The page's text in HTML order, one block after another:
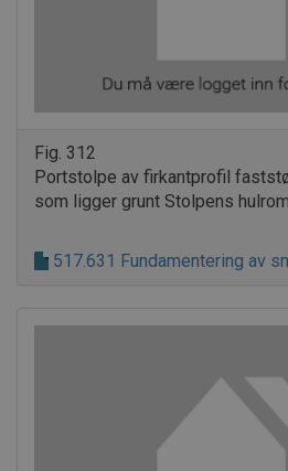
Fig. 312
Portstolpe av firkantprofil
som ligger grunt Stolpens
517.631 Fundamentering av